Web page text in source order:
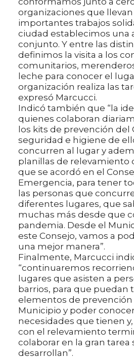
organizaciones que
importantes trabajos
ciudad establecimos una
conjunto. Y entre las
definimos la visita a los
comunitarios,
leche para conocer el
organización realiza las
expresó Marcucci.
Indicó también que “la
quienes colaboran
los kits de prevención del
seguridad e higiene de
concurren al lugar y
planillas de relevamiento
que se acordó en el
Emergencia, para tener
las personas que
diferentes lugares, que
muchas más desde que
pandemia. Desde el
este Consejo, vamos a
una mejor manera”.
Finalmente, Marcucci
“continuaremos
lugares que asisten a
barrios, para que puedan
elementos de prevención
Municipio y poder
necesidades que tienen
con el relevamiento
colaborar en la gran tarea
desarrollan”.